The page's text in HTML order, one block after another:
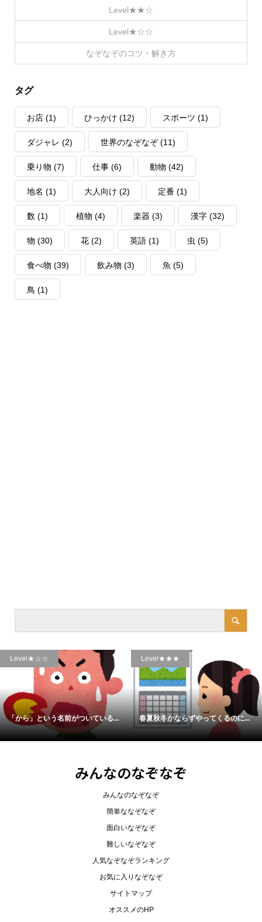
Level★★☆
Level★☆☆
なぞなぞのコツ・解き方
タグ
お店(1) ひっかけ (12) スポーツ (1)
ダジャレ (2) 世界のなぞなぞ(11)
乗り物 (7) 仕事(6) 動物 (42)
地名 (1) 大人向け (2) 定番 (1)
数 (1) 植物 (4) 楽器 (3) 漢字(32)
物 (30) 花(2) 英語(1) 虫 (5)
食べ物 (39) 飲み物 (3) 魚 (5)
鳥 (1)
Level★☆☆
「から」という名前がついている...
Level★★★
春夏秋冬かならずやってくるのに...
みんなのなぞなぞ
みんなのなぞなぞ
簡単ななぞなぞ
面白いなぞなぞ
難しいなぞなぞ
人気なぞなぞランキング
お気に入りなぞなぞ
サイトマップ
オススメのHP